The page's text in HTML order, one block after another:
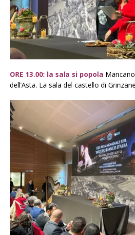
ORE 13.00: la sala si popola
dell’Asta. La sala del castello di